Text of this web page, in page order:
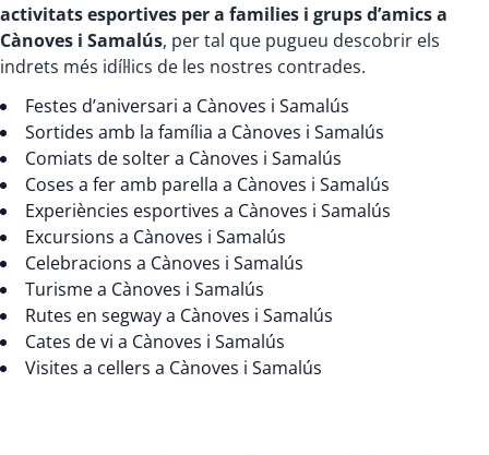
activitats esportives per a families i grups d’amics a
Cànoves i Samalús, per tal que pugueu descobrir els
indrets més idíl·lics de les nostres contrades.
Festes d’aniversari a Cànoves i Samalús
Sortides amb la família a Cànoves i Samalús
Comiats de solter a Cànoves i Samalús
Coses a fer amb parella a Cànoves i Samalús
Experiències esportives a Cànoves i Samalús
Excursions a Cànoves i Samalús
Celebracions a Cànoves i Samalús
Turisme a Cànoves i Samalús
Rutes en segway a Cànoves i Samalús
Cates de vi a Cànoves i Samalús
Visites a cellers a Cànoves i Samalús